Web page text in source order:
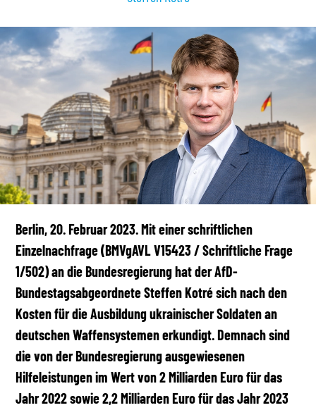
PRESSE
STELLENPORTAL
MEDIATHEK
Berlin, 20. Februar 2023. Mit einer schriftlichen
Einzelnachfrage (BMVgAVL V15423 / Schriftliche Frage
1/502) an die Bundesregierung hat der AfD-
Bundestagsabgeordnete Steffen Kotré sich nach den
Kosten für die Ausbildung ukrainischer Soldaten an
deutschen Waffensystemen erkundigt. Demnach sind
die von der Bundesregierung ausgewiesenen
Hilfeleistungen im Wert von 2 Milliarden Euro für das
Jahr 2022 sowie 2,2 Milliarden Euro für das Jahr 2023